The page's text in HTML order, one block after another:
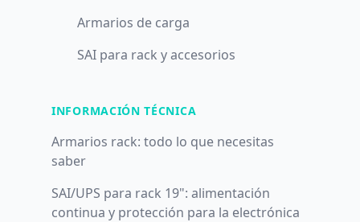
Armarios de carga
SAI para rack y accesorios
INFORMACIÓN TÉCNICA
Armarios rack: todo lo que necesitas
saber
SAI/UPS para rack 19": alimentación
continua y protección para la electrónica